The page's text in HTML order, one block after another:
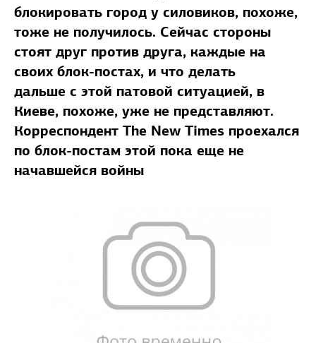
блокировать город у силовиков, похоже,
тоже не получилось. Сейчас стороны
стоят друг против друга, каждые на
своих блок-постах, и что делать
дальше с этой патовой ситуацией, в
Киеве, похоже, уже не представляют.
Корреспондент The New Times проехался
по блок-постам этой пока еще не
начавшейся войны